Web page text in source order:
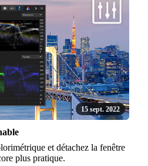
15 sept. 2022
et détachez la fenêtre
plus pratique.